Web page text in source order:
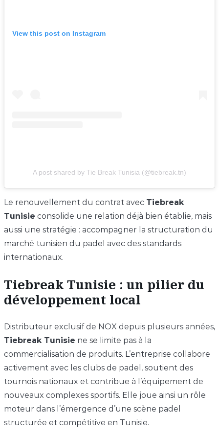
View this post on Instagram
A post shared by Tie Break Tunisia (@tiebreak.tn)
Le renouvellement du contrat avec Tiebreak
Tunisie consolide une relation déjà bien établie, mais
aussi une stratégie : accompagner la structuration du
marché tunisien du padel avec des standards
internationaux.
Tiebreak Tunisie : un pilier du
développement local
Distributeur exclusif de NOX depuis plusieurs années,
Tiebreak Tunisie ne se limite pas à la
commercialisation de produits. L’entreprise collabore
activement avec les clubs de padel, soutient des
tournois nationaux et contribue à l’équipement de
nouveaux complexes sportifs. Elle joue ainsi un rôle
moteur dans l’émergence d’une scène padel
structurée et compétitive en Tunisie.